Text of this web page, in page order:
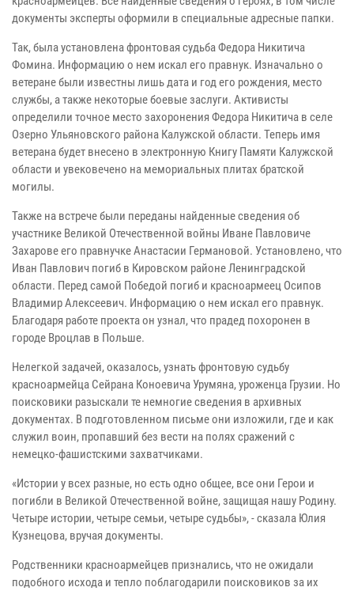
документы эксперты оформили в специальные адресные папки.
Так, была установлена фронтовая судьба Федора Никитича
Фомина. Информацию о нем искал его правнук. Изначально о
ветеране были известны лишь дата и год его рождения, место
службы, а также некоторые боевые заслуги. Активисты
определили точное место захоронения Федора Никитича в селе
Озерно Ульяновского района Калужской области. Теперь имя
ветерана будет внесено в электронную Книгу Памяти Калужской
области и увековечено на мемориальных плитах братской
могилы.
Также на встрече были переданы найденные сведения об
участнике Великой Отечественной войны Иване Павловиче
Захарове его правнучке Анастасии Германовой. Установлено, что
Иван Павлович погиб в Кировском районе Ленинградской
области. Перед самой Победой погиб и красноармеец Осипов
Владимир Алексеевич. Информацию о нем искал его правнук.
Благодаря работе проекта он узнал, что прадед похоронен в
городе Вроцлав в Польше.
Нелегкой задачей, оказалось, узнать фронтовую судьбу
красноармейца Сейрана Коноевича Урумяна, уроженца Грузии. Но
поисковики разыскали те немногие сведения в архивных
документах. В подготовленном письме они изложили, где и как
служил воин, пропавший без вести на полях сражений с
немецко-фашистскими захватчиками.
«Истории у всех разные, но есть одно общее, все они Герои и
погибли в Великой Отечественной войне, защищая нашу Родину.
Четыре истории, четыре семьи, четыре судьбы», - сказала Юлия
Кузнецова, вручая документы.
Родственники красноармейцев признались, что не ожидали
подобного исхода и тепло поблагодарили поисковиков за их